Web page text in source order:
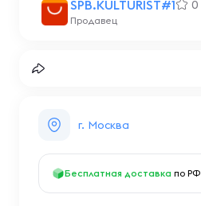
SPB.KULTURIST#1 0
Продавец
г. Москва
Бесплатная доставка по РФ